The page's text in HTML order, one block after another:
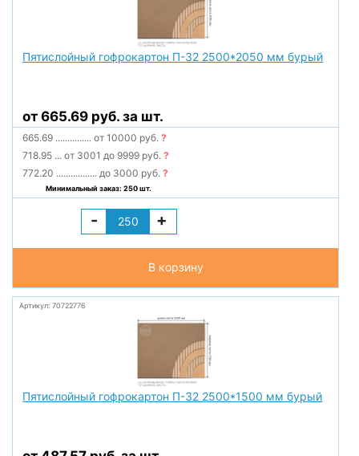
Пятислойный гофрокартон П-32 2500*2050 мм бурый
от 665.69 руб. за шт.
665.69 ............... от 10000 руб.?
718.95 ... от 3001 до 9999 руб.?
772.20 ................. до 3000 руб.?
Минимальный заказ: 250 шт.
- +
В корзину
Артикул: 70722776
Пятислойный гофрокартон П-32 2500*1500 мм бурый